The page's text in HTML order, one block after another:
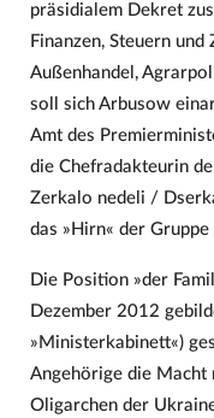
präsidialem Dekret
Finanzen, Steuern
Außenhandel,
soll sich Arbusow
Amt des
die Chefradakteurin
Zerkalo nedeli /
das »Hirn« der
Die Position »der
Dezember 2012
»Ministerkabinett«)
Angehörige die Macht
Oligarchen der